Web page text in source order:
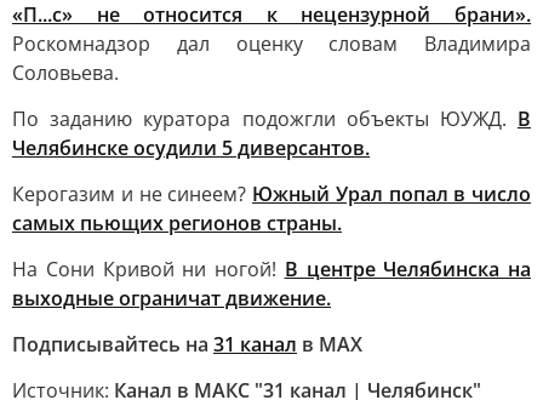
«П...с» не относится к нецензурной брани».
Роскомнадзор дал оценку словам Владимира
Соловьева.
По заданию куратора подожгли объекты ЮУЖД. В
Челябинске осудили 5 диверсантов.
Керогазим и не синеем? Южный Урал попал в число
самых пьющих регионов страны.
На Сони Кривой ни ногой! В центре Челябинска на
выходные ограничат движение.
Подписывайтесь на 31 канал в МАХ
Источник: Канал в МАКС "31 канал | Челябинск"